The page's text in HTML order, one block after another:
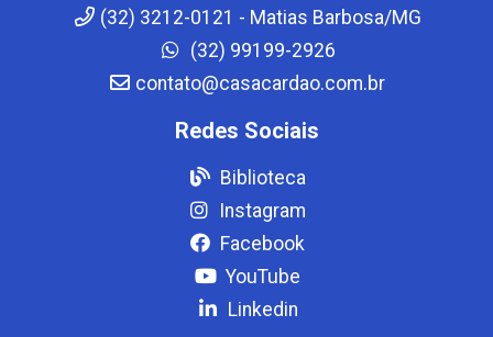
(32) 3212-0121 - Matias Barbosa/MG
(32) 99199-2926
contato@casacardao.com.br
Redes Sociais
Biblioteca
Instagram
Facebook
YouTube
Linkedin